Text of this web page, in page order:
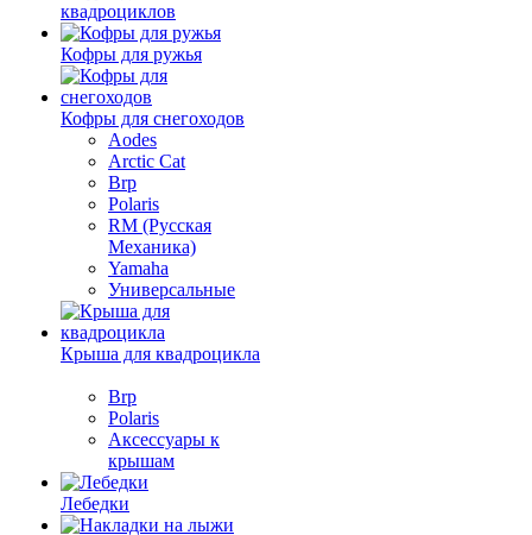
квадроциклов
Кофры для ружья
Кофры для снегоходов
Aodes
Arctic Cat
Brp
Polaris
RM (Русская
Механика)
Yamaha
Универсальные
Крыша для квадроцикла
Brp
Polaris
Аксессуары к
крышам
Лебедки